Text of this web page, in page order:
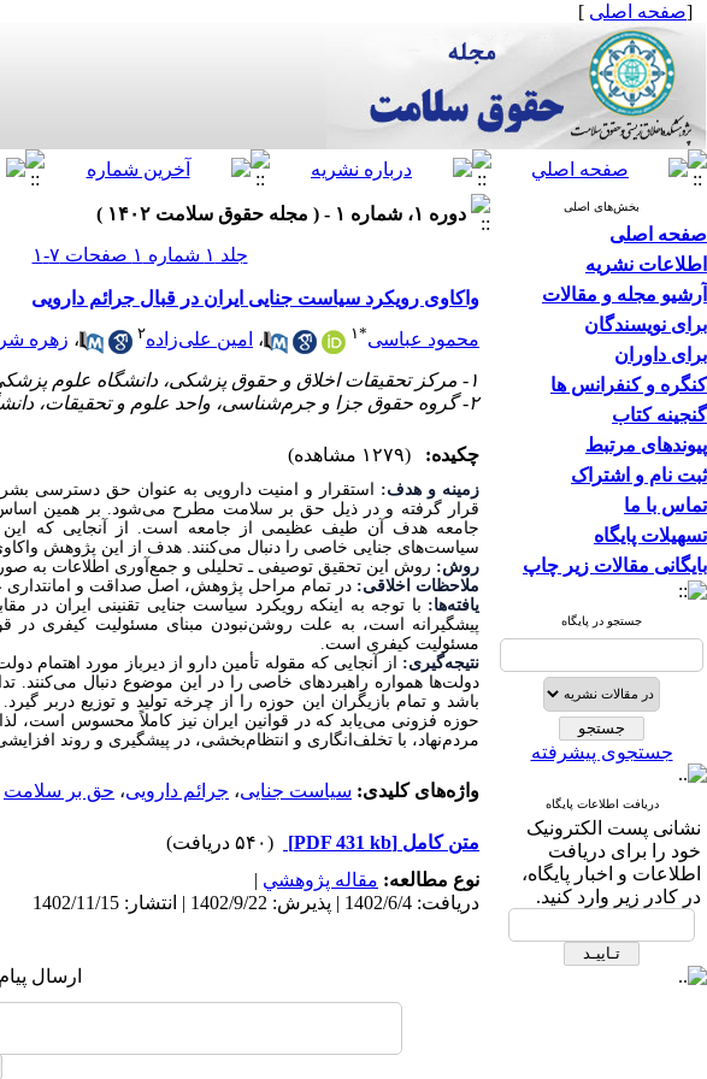
[صفحه اصلی ]
بخش‌های اصلی
صفحه اصلی
اطلاعات نشریه
آرشیو مجله و مقالات
برای نویسندگان
برای داوران
کنگره و کنفرانس ها
گنجینه کتاب
پیوندهای مرتبط
ثبت نام و اشتراک
تماس با ما
تسهیلات پایگاه
بایگانی مقالات زیر چاپ
جستجو در پایگاه
جستجوی پیشرفته
دریافت اطلاعات پایگاه
نشانی پست الکترونیک
خود را برای دریافت
اطلاعات و اخبار پایگاه،
در کادر زیر وارد کنید.
دوره ۱، شماره ۱ - ( مجله حقوق سلامت ۱۴۰۲ )
جلد ۱ شماره ۱ صفحات ۷-۱
واکاوی رویکرد سیاست جنایی ایران در قبال جرائم دارویی
محمود عباسی*۱ ، امین علی‌زاده۲ ، زهره
۱- مرکز تحقیقات اخلاق و حقوق پزشکی، دانشگاه علوم پزشکی شهید بهشتی، تهران، ایران.
۲- گروه حقوق جزا و جرم‌شناسی، واحد علوم و تحقیقات، دانشگاه آزاد اسلامی، تهران، ایران.
چکیده: (۱۲۷۹ مشاهده)
زمینه و هدف:
استقرار و امنیت دارویی به عنوان حق دسترسی
قرار گرفته و در ذیل حق بر سلامت مطرح ‌‌می‌شود. بر همین
جامعه هدف آن طیف عظیمی از جامعه است. از آنجایی که این
سیاست‌های جنایی خاصی را دنبال می‌کنند. هدف از این پژوهش
روش: روش این تحقیق توصیفی ـ تحلیلی و جمع‌آوری اطلاعات به
ملاحظات اخلاقی: در تمام مراحل پژوهش، اصل صداقت و
یافته‌ها: با توجه به اینکه رویکرد سیاست جنایی تقنینی ایران در
پیشگیرانه است، به علت روشن‌نبودن مبنای مسئولیت کیفری در
مسئولیت کیفری است.
نتیجه‌گیری:
از آنجایی که مقوله تأمین دارو از دیرباز مورد اهتمام
دولت‌ها همواره راهبردهای خاصی را در این موضوع دنبال می‌کنند.
باشد و تمام بازیگران این حوزه را از چرخه تولید و توزیع دربر
حوزه فزونی می‌یابد که در قوانین ایران نیز کاملاً محسوس است، لذا
مردم‌نهاد، با تخلف‌انگاری و انتظام‌بخشی، در پیشگیری و روند
واژه‌های کلیدی: سیاست جنایی، جرائم دارویی، حق ‌بر سلامت
متن کامل [PDF 431 kb]
(۵۴۰ دریافت)
نوع مطالعه: مقاله پژوهشي |
دریافت: 1402/6/4 | پذیرش: 1402/9/22 | انتشار: 1402/11/15
ارسال